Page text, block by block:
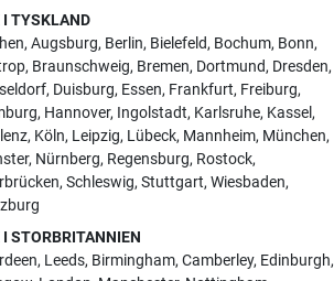
TYSKLAND
, Augsburg, Berlin, Bielefeld, Bochum, Bonn,
, Braunschweig, Bremen, Dortmund, Dresden,
, Duisburg, Essen, Frankfurt, Freiburg,
, Hannover, Ingolstadt, Karlsruhe, Kassel,
, Köln, Leipzig, Lübeck, Mannheim, München,
, Nürnberg, Regensburg, Rostock,
, Schleswig, Stuttgart, Wiesbaden,
I STORBRITANNIEN
, Leeds, Birmingham, Camberley, Edinburgh,